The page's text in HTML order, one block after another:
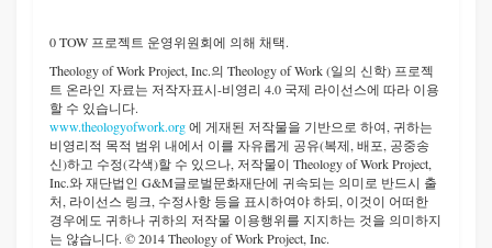
0 TOW 프로젝트 운영위원회에 의해 채택.
Theology of Work Project, Inc.의 Theology of Work (일의 신학) 프로젝
트 온라인 자료는 저작자표시-비영리 4.0 국제 라이선스에 따라 이용
할 수 있습니다.
www.theologyofwork.org에 게재된 저작물을 기반으로 하여, 귀하는
비영리적 목적 범위 내에서 이를 자유롭게 공유(복제, 배포, 공중송
신)하고 수정(각색)할 수 있으나, 저작물이 Theology of Work Project,
Inc.와 재단법인 G&M글로벌문화재단에 귀속되는 의미로 반드시 출
처, 라이선스 링크, 수정사항 등을 표시하여야 하되, 이것이 어떠한
경우에도 귀하나 귀하의 저작물 이용행위를 지지하는 것을 의미하지
는 않습니다. © 2014 Theology of Work Project, Inc.